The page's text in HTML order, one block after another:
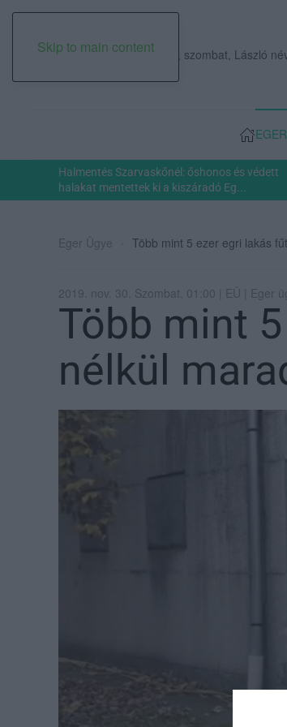
Skip to main content
2026. augusztus 08., szombat, László
Halmentés Szarvaskőnél: őshonos és védett
halakat mentettek ki a kiszáradó Eg...
Eger Ügye Több mint 5 ezer egri lakás
2019. nov. 30. Szombat, 01:00 | EÜ | Eger
Több mint
nélkül